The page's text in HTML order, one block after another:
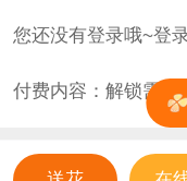
您还没有登录哦~登
付费内容：解锁需 4